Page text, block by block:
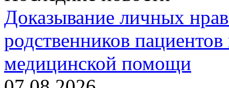
Доказывание личных
родственников
медицинской помощи